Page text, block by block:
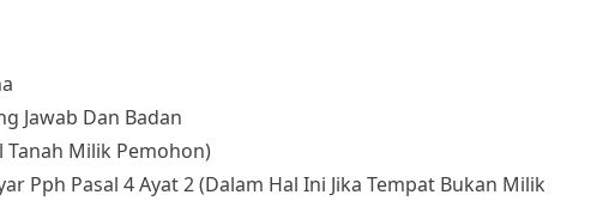
Jawab Dan Badan
Tanah Milik Pemohon)
Pph Pasal 4 Ayat 2 (Dalam Hal Ini Jika Tempat Bukan Milik